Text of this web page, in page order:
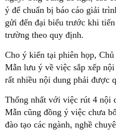
ý để chuẩn bị báo cáo giải
gửi đến đại biểu trước khi
trường theo quy định.
Cho ý kiến tại phiên họp,
Mẫn lưu ý về việc sắp xếp
rất nhiều nội dung phải được
Thống nhất với việc rút 4 nội
Mẫn cũng đồng ý việc chưa
đào tạo các ngành, nghề